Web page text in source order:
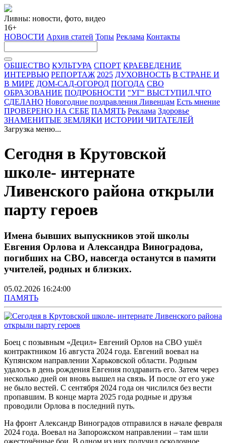
Ливны: новости, фото, видео
16+
НОВОСТИ Архив статей Топы Реклама Контакты
ОБЩЕСТВО КУЛЬТУРА СПОРТ КРАЕВЕДЕНИЕ
ИНТЕРВЬЮ РЕПОРТАЖ 2025 ДУХОВНОСТЬ В СТРАНЕ И
В МИРЕ ДОМ-САД-ОГОРОД ПОГОДА СВО
ОБРАЗОВАНИЕ ПОДРОБНОСТИ "УГ" ВЫСТУПИЛ.ЧТО
СДЕЛАНО Новогодние поздравления Ливенцам Есть мнение
ПРОВЕРЕНО НА СЕБЕ ПАМЯТЬ Реклама Здоровье
ЗНАМЕНИТЫЕ ЗЕМЛЯКИ ИСТОРИИ ЧИТАТЕЛЕЙ
Загрузка меню...
Сегодня в Крутовской
школе- интернате
Ливенского района открыли
парту героев
Имена бывших выпускников этой школы
Евгения Орлова и Александра Виноградова,
погибших на СВО, навсегда останутся в памяти
учителей, родных и близких.
05.02.2026 16:24:00
ПАМЯТЬ
Боец с позывным «Децил» Евгений Орлов на СВО ушёл
контрактником 16 августа 2024 года. Евгений воевал на
Купянском направлении Харьковской области. Родным
удалось в день рождения Евгения поздравить его. Затем через
несколько дней он вновь вышел на связь. И после от его уже
не было вестей. С сентября 2024 года он числился без вести
пропавшим. В конце марта 2025 года родные и друзья
проводили Орлова в последний путь.
На фронт Александр Виноградов отправился в начале февраля
2024 года. Воевал на Запорожском направлении – там шли
ожесточённые бои. В одном из них получил осколочное